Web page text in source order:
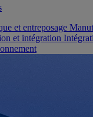
et entreposage
et intégration